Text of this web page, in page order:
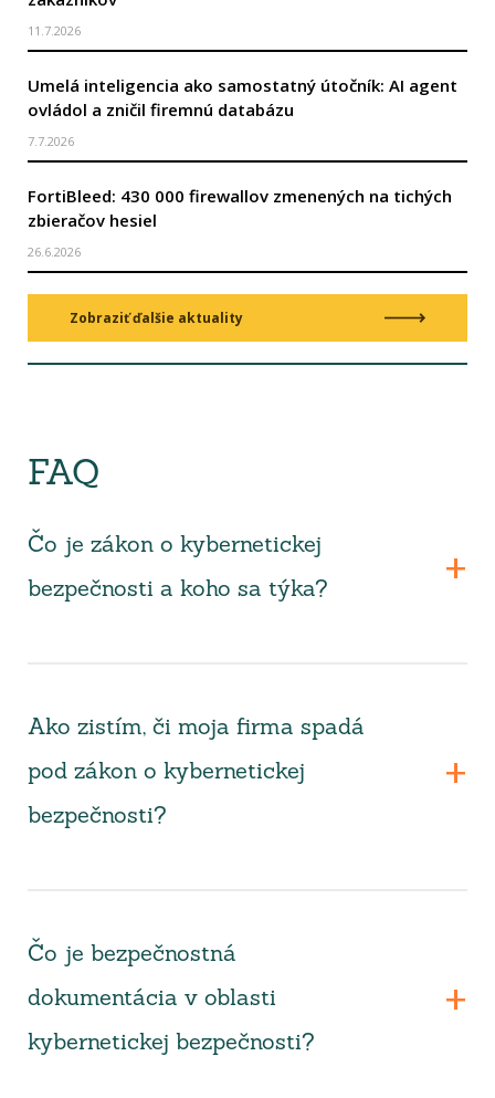
11.7.2026
Umelá inteligencia ako samostatný útočník: AI agent
ovládol a zničil firemnú databázu
7.7.2026
FortiBleed: 430 000 firewallov zmenených na tichých
zbieračov hesiel
26.6.2026
Zobraziť ďalšie aktuality
FAQ
Čo je zákon o kybernetickej
bezpečnosti a koho sa týka?
Ako zistím, či moja firma spadá
pod zákon o kybernetickej
bezpečnosti?
Čo je bezpečnostná
dokumentácia v oblasti
kybernetickej bezpečnosti?